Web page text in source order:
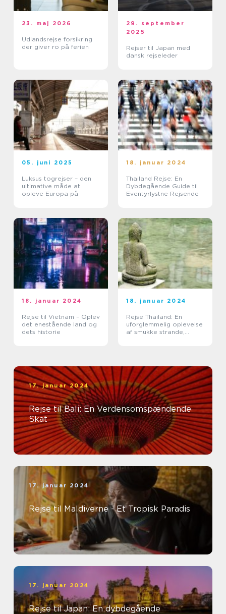
23. maj 2026
Udlandsrejse forsikring
der giver ro på ferien
29. september
2025
Rejser til Japan med
dansk rejseleder
05. juni 2025
Luksus togrejser – den
ultimative måde at
opleve Europa på
18. januar 2024
Thailand Rejse: En
Dybdegående Guide til
Eventyrlystne Rejsende
18. januar 2024
Rejse til Vietnam – Oplev
det enestående land og
dets historie
18. januar 2024
Rejse Thailand: En
uforglemmelig oplevelse
af smukke strande,
17. januar 2024
Rejse til Bali: En Verdensomspændende
Skat
17. januar 2024
Rejse til Maldiverne - Et Tropisk Paradis
17. januar 2024
Rejse til Japan: En dybdegående